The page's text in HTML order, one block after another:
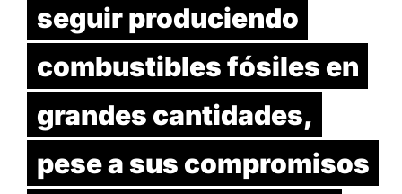
seguir produciendo
combustibles fósiles en
grandes cantidades,
pese a sus compromisos